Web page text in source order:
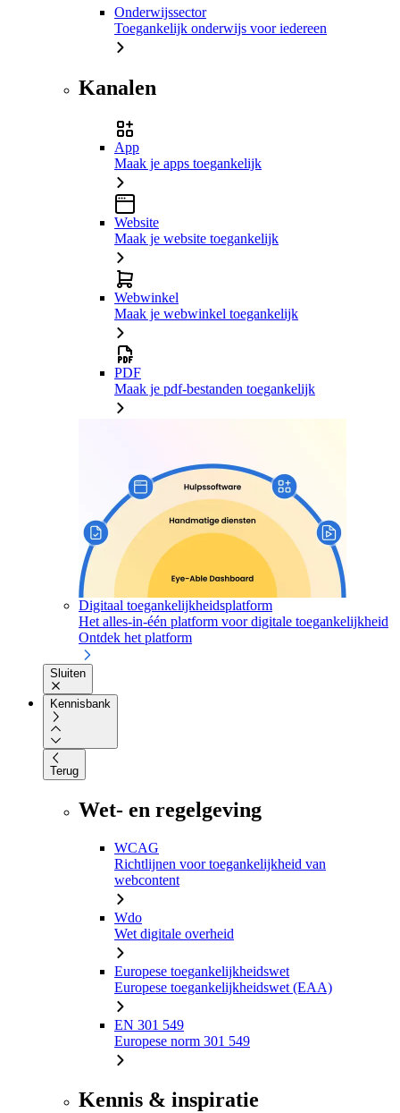
Onderwijssector
Toegankelijk onderwijs voor iedereen
Kanalen
App
Maak je apps toegankelijk
Website
Maak je website toegankelijk
Webwinkel
Maak je webwinkel toegankelijk
PDF
Maak je pdf-bestanden toegankelijk
Digitaal toegankelijkheidsplatform
Het alles-in-één platform voor digitale toegankelijkheid
Ontdek het platform
Sluiten
Kennisbank
Terug
Wet- en regelgeving
WCAG
Richtlijnen voor toegankelijkheid van
webcontent
Wdo
Wet digitale overheid
Europese toegankelijkheidswet
Europese toegankelijkheidswet (EAA)
EN 301 549
Europese norm 301 549
Kennis & inspiratie